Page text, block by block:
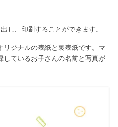
し、印刷することができます。
リジナルの表紙と裏表紙です。マ
しているお子さんの名前と写真が